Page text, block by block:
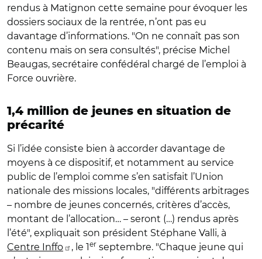
rendus à Matignon cette semaine pour évoquer les
dossiers sociaux de la rentrée, n’ont pas eu
davantage d’informations. "On ne connaît pas son
contenu mais on sera consultés", précise Michel
Beaugas, secrétaire confédéral chargé de l’emploi à
Force ouvrière.
1,4 million de jeunes en situation de
précarité
Si l’idée consiste bien à accorder davantage de
moyens à ce dispositif, et notamment au service
public de l’emploi comme s’en satisfait l’Union
nationale des missions locales, "différents arbitrages
– nombre de jeunes concernés, critères d’accès,
montant de l’allocation… – seront (…) rendus après
l’été", expliquait son président Stéphane Valli, à
Centre Inffo
, le 1er septembre. "Chaque jeune qui